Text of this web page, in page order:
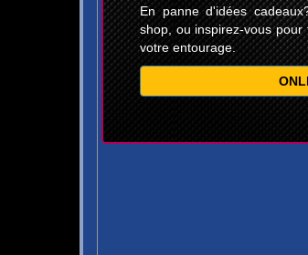
En panne d'idées
shop, ou inspirez-vous
votre entourage.